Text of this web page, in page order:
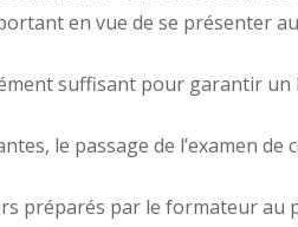
en vue de se présenter au
suffisant pour garantir un
le passage de l’examen
préparés par le formateur au